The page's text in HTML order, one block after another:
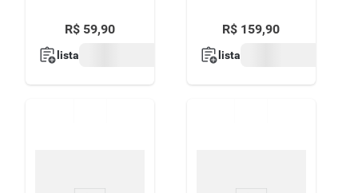
R$ 59,90
lista
R$ 159,90
lista